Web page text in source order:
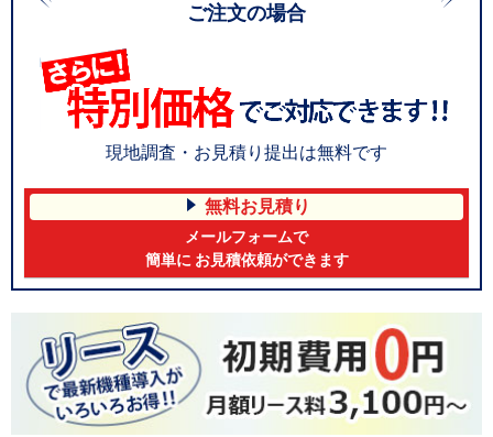
ご注文の場合
現地調査・お見積り提出は無料です
無料お見積り
メールフォームで
簡単に お見積依頼ができます